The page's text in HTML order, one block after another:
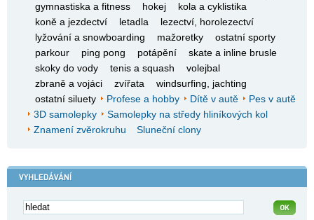
gymnastiska a fitness
hokej
kola a cyklistika
koně a jezdectví
letadla
lezectví, horolezectví
lyžování a snowboarding
mažoretky
ostatní sporty
parkour
ping pong potápění
skate a inline brusle
skoky do vody
tenis a squash
volejbal
zbraně a vojáci
zvířata
windsurfing, jachting
ostatní siluety
Profese a hobby Dítě v autě
Pes v autě
3D samolepky
Samolepky na středy hliníkových kol
Znamení zvěrokruhu
Sluneční clony